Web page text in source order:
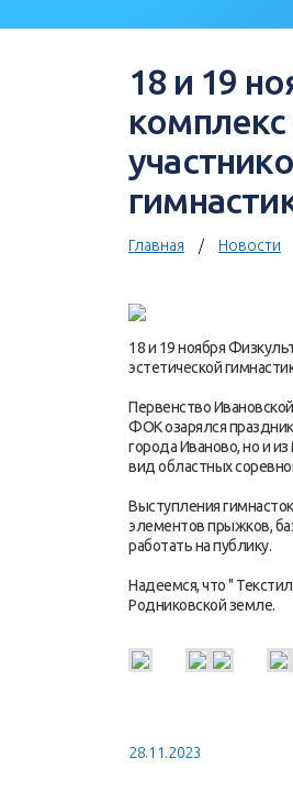
18 и 19
Главная Новости
18 и 19 ноября
эстетической
Первенство
ФОК озарялся
города Иваново, но и
вид областных
Выступления
элементов прыжков,
работать на публику.
Надеемся, что "
Родниковской земле.
28.11.2023